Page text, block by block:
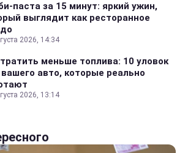
паста за 15 минут: яркий ужин,
выглядит как ресторанное
2026, 14:34
меньше топлива: 10 уловок
авто, которые реально
2026, 13:14